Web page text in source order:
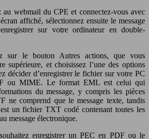
au webmail du CPE et connectez-vous avec
affiché, sélectionnez ensuite le message
sur votre ordinateur en double-
sur le bouton Autres actions, que vous
supérieure, et choisissez l’une des options
décider d’enregistrer le fichier sur votre PC
ou MIME. Le format EML est celui qui
du message, y compris les pièces
ne comprend que le message texte, tandis
un fichier TXT codé contenant toutes les
message électronique.
enregistrer un PEC en PDF ou le